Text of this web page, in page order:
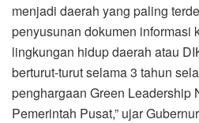
menjadi daerah yang paling
penyusunan dokumen informasi
lingkungan hidup daerah atau
berturut-turut selama 3 tahun
penghargaan Green Leadership
Pemerintah Pusat,” ujar